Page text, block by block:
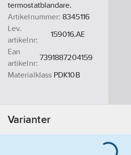
termostatblandare.
Artikelnummer: 8345116
Lev.
artikelnr:
159016.AE
Ean
artikelnr:
7391887204159
Materialklass PDK10B
Varianter